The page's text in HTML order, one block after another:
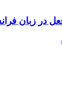
در زبان